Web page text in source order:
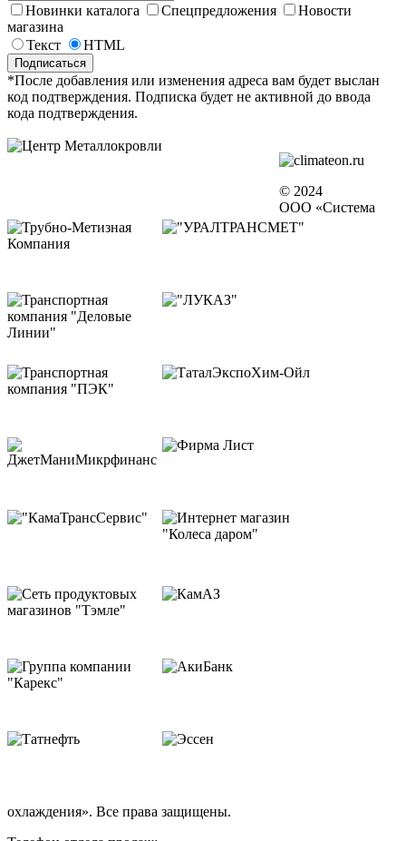
Новинки каталога Спецпредложения
Новости
магазина
Текст
HTML
*После добавления или изменения адреса вам будет выслан
код подтверждения. Подписка будет не активной до ввода
кода подтверждения.
© 2024
ООО «Система
охлаждения». Все права защищены.